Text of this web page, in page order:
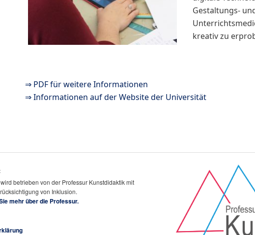
Gestaltungs-
kreativ zu
⇒ PDF für weitere Informationen
⇒ Informationen auf der Website der Universität
betrieben von der Professur Kunstdidaktik mit
von Inklusion.
mehr über die Professur.